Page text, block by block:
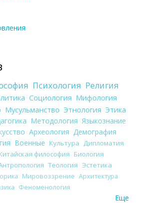
Психология Религия
Социология Мифология
Мусульманство Этнология Этика
Методология Языкознание
Археология Демография
Военные Культура
Дипломатия
философия Биология
Теология Эстетика
Мировоззрение Архитектура
Феноменология
Еще